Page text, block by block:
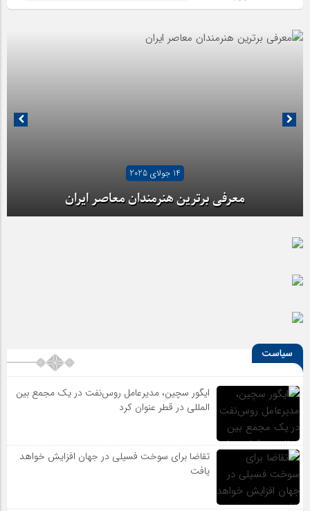
14 جولای 2025
معرفی برترین هنرمندان معاصر ایران
سیاست
ایگور سچین، مدیرعامل روس‌نفت در یک مجمع بین
المللی در قطر عنوان کرد
تقاضا برای سوخت فسیلی در جهان افزایش خواهد
یافت